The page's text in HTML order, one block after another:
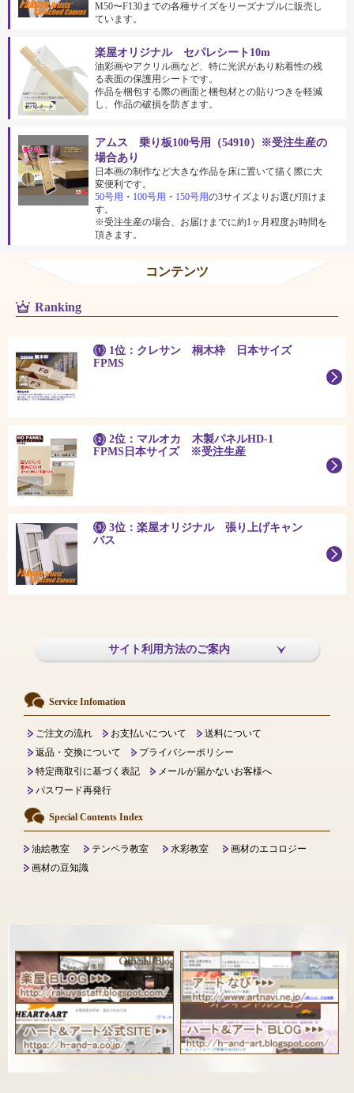
M50〜F130までの各種サイズをリーズナブルに販売し
ています。
楽屋オリジナル セパレシート10m
油彩画やアクリル画など、特に光沢があり粘着性の残
る表面の保護用シートです。
作品を梱包する際の画面と梱包材との貼りつきを軽減
し、作品の破損を防ぎます。
アムス 乗り板100号用（54910）※受注生産の
場合あり
日本画の制作など大きな作品を床に置いて描く際に大
変便利です。
50号用 ・ 100号用 ・ 150号用の3サイズよりお選び頂けま
す。
※受注生産の場合、お届けまでに約1ヶ月程度お時間を
頂きます。
コンテンツ
Ranking
1位：クレサン 桐木枠 日本サイズ
FPMS
2位：マルオカ 木製パネルHD-1
FPMS日本サイズ ※受注生産
3位：楽屋オリジナル 張り上げキャン
バス
サイト利用方法のご案内
Service Infomation
ご注文の流れ お支払いについて
送料について
返品・交換について
プライバシーポリシー
特定商取引に基づく表記
メールが届かないお客様へ
パスワード再発行
Special Contents Index
油絵教室 テンペラ教室 水彩教室
画材のエコロジー
画材の豆知識